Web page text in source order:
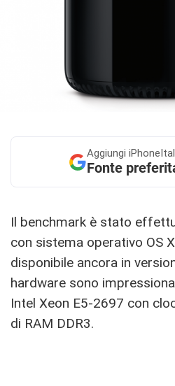
Aggiungi
Fonte
Il benchmark è stato
con sistema operativo OS
disponibile ancora in
hardware sono
Intel Xeon E5-2697 con
di RAM DDR3.